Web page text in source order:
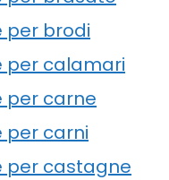
per brodi
per calamari
per carne
per carni
per castagne